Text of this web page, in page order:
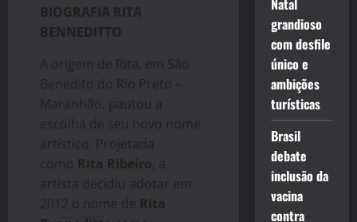
BIOGRAFIA RITA
BENNEDITTO
A origem de Rita, em São
Benedito do Rio Preto –
Maranhão, pautou a
escolha de seu novo nome
artístico. Projetada
como Rita Ribeiro , a
artista decidiu adotar em
2012 o nome de Rita
Natal
grandioso
com desfile
único e
ambições
turísticas
Brasil
debate
inclusão da
vacina
contra